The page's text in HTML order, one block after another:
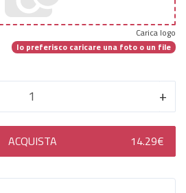
Carica logo
Io preferisco caricare una foto o un file
+
ACQUISTA 14.29€